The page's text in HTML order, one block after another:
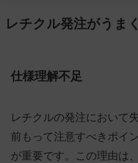
レチクル発注がうま
仕様理解不足
レチクルの発注において
前もって注意すべきポイ
が重要です。この理由は